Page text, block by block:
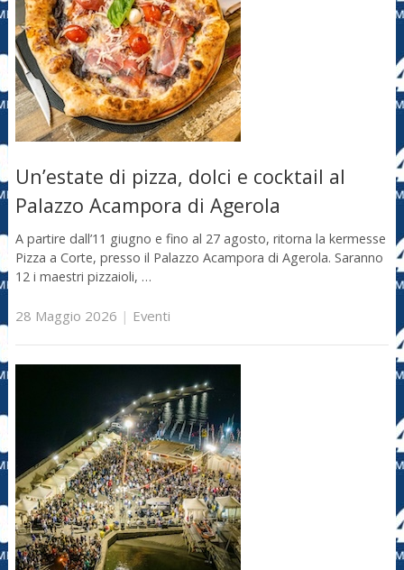
Un’estate di pizza, dolci e cocktail al
Palazzo Acampora di Agerola
A partire dall’11 giugno e fino al 27 agosto, ritorna la kermesse
Pizza a Corte, presso il Palazzo Acampora di Agerola. Saranno
12 i maestri pizzaioli, …
28 Maggio 2026 | Eventi